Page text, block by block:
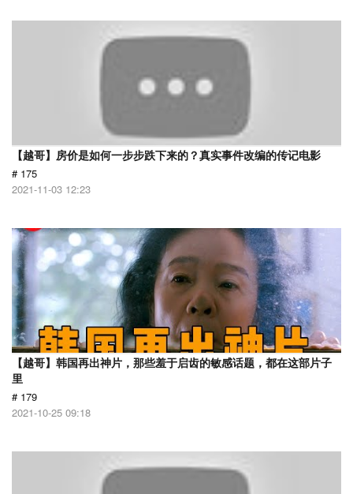
【越哥】房价是如何一步步跌下来的？真实事件改编的传记电影
# 175
2021-11-03 12:23
【越哥】韩国再出神片，那些羞于启齿的敏感话题，都在这部片子
里
# 179
2021-10-25 09:18